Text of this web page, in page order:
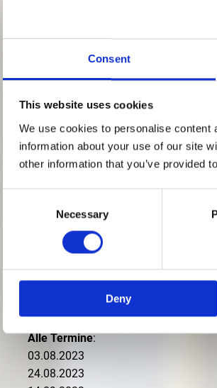
Consent
This website uses cookies
We use cookies to personalise
information about your use of our site
other information that you’ve provided
Necessary
Deny
EINE
LISA
Kuratorische Führung durch die
Forschung und den Inhalten;
Teilnahmemarken ab 15 Minuten
Do, 18:30–19:30 Uhr
Alle Termine:
03.08.2023
24.08.2023